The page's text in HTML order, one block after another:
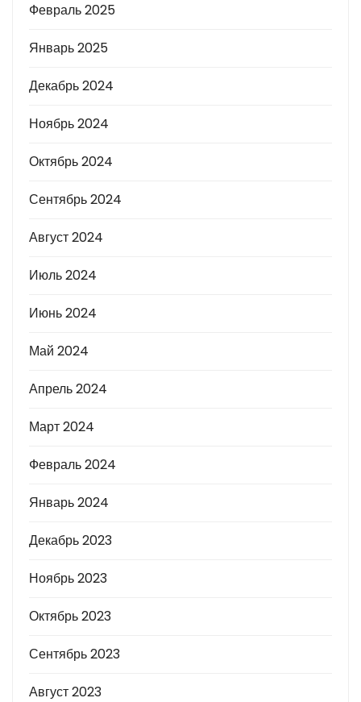
Февраль 2025
Январь 2025
Декабрь 2024
Ноябрь 2024
Октябрь 2024
Сентябрь 2024
Август 2024
Июль 2024
Июнь 2024
Май 2024
Апрель 2024
Март 2024
Февраль 2024
Январь 2024
Декабрь 2023
Ноябрь 2023
Октябрь 2023
Сентябрь 2023
Август 2023